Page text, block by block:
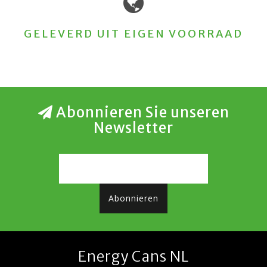
GELEVERD UIT EIGEN VOORRAAD
Abonnieren Sie unseren
Newsletter
Abonnieren
Energy Cans NL